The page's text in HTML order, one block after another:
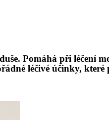
e. Pomáhá při léčení
é léčivé účinky, které